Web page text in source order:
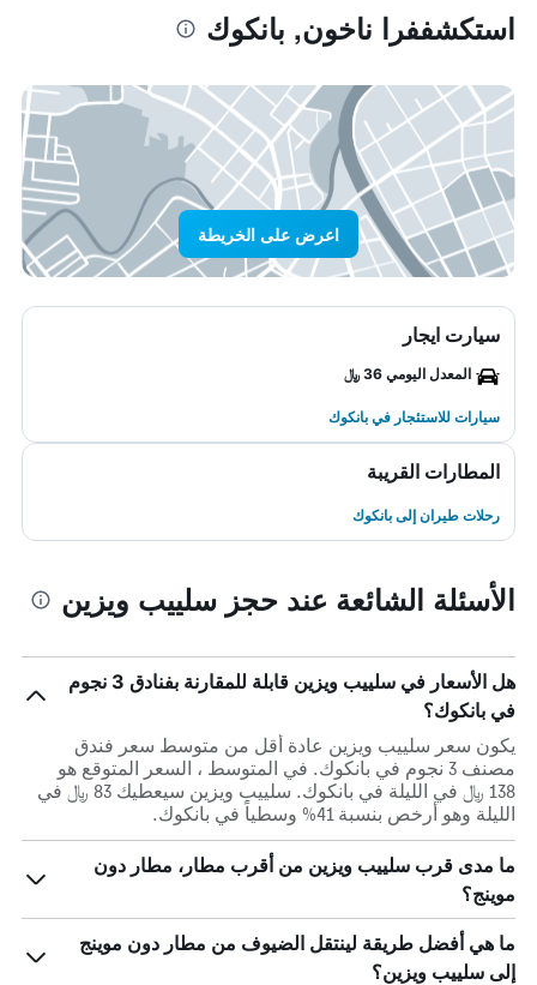
استكشففرا ناخون, بانكوك
اعرض على الخريطة
سيارت ايجار
المعدل اليومي 36 ﷼
سيارات للاستئجار في بانكوك
المطارات القريبة
رحلات طيران إلى بانكوك
الأسئلة الشائعة عند حجز سلييب ويزين
هل الأسعار في سلييب ويزين قابلة للمقارنة بفنادق 3 نجوم
في بانكوك؟
يكون سعر سلييب ويزين عادة أقل من متوسط ​​سعر فندق
مصنف 3 نجوم في بانكوك. في المتوسط ، السعر المتوقع هو
138 ﷼ في الليلة في بانكوك. سلييب ويزين سيعطيك 83 ﷼ في
الليلة وهو أرخص بنسبة 41% وسطياً في بانكوك.
ما مدى قرب سلييب ويزين من أقرب مطار، مطار دون
موينج؟
ما هي أفضل طريقة لينتقل الضيوف من مطار دون موينج
إلى سلييب ويزين؟